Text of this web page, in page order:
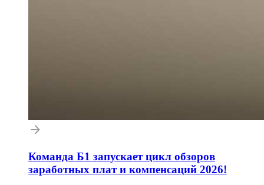
Команда Б1 запускает цикл обзоров
заработных плат и компенсаций 2026!